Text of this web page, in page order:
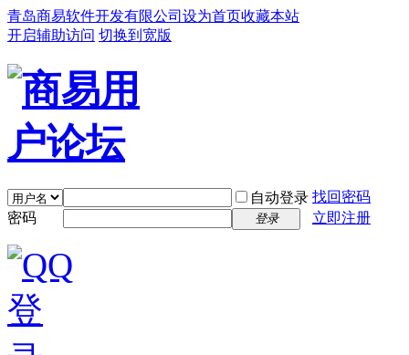
青岛商易软件开发有限公司 设为首页收藏本站
开启辅助访问 切换到宽版
自动登录 找回密码
密码
登录 立即注册